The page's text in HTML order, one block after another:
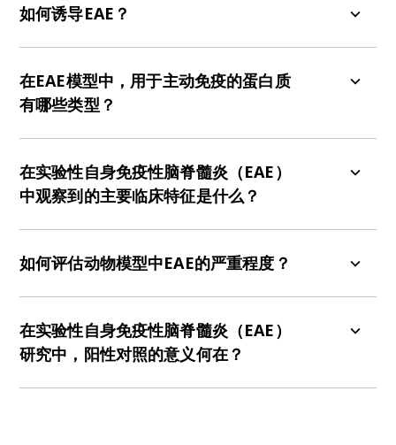
机制以及测试潜在治疗方案至关重要。
如何诱导EAE？
移靶向髓鞘抗原的活化CD4+ T细胞来诱导。
在EAE模型中，用于主动免疫的蛋白质
有哪些类型？
基本蛋白（MBP）和髓鞘少突胶质细胞蛋白
（MOG）。
在实验性自身免疫性脑脊髓炎（EAE）
中观察到的主要临床特征是什么？
和慢性期。
如何评估动物模型中EAE的严重程度？
范围为0至5分，反映神经功能损伤的程度。
在实验性自身免疫性脑脊髓炎（EAE）
研究中，阳性对照的意义何在？